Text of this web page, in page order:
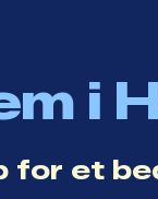
i
for et